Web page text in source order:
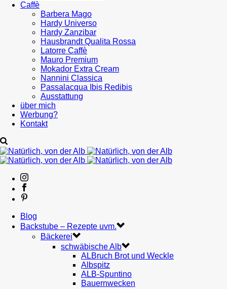
Caffè
Barbera Mago
Hardy Universo
Hardy Zanzibar
Hausbrandt Qualita Rossa
Latorre Caffè
Mauro Premium
Mokador Extra Cream
Nannini Classica
Passalacqua Ibis Redibis
Ausstattung
über mich
Werbung?
Kontakt
Blog
Backstube – Rezepte uvm.
Bäckerei
schwäbische Alb
ALBruch Brot und Weckle
Albspitz
ALB-Spuntino
Bauernwecken